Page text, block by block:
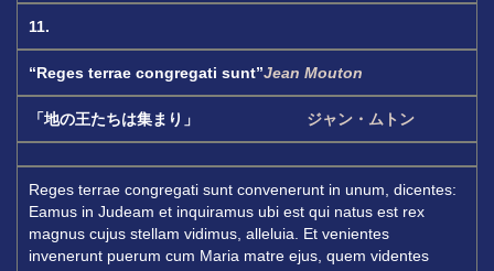
11.
“Reges terrae congregati sunt”Jean Mouton
「地の王たちは集まり」 ジャン・ムトン
Reges terrae congregati sunt convenerunt in unum, dicentes:
Eamus in Judeam et inquiramus ubi est qui natus est rex
magnus cujus stellam vidimus, alleluia. Et venientes
invenerunt puerum cum Maria matre ejus, quem videntes